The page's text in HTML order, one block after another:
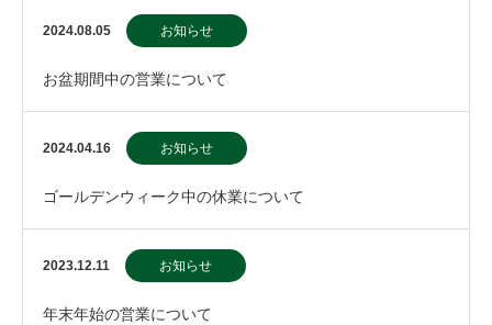
2024.08.05 お知らせ
お盆期間中の営業について
2024.04.16 お知らせ
ゴールデンウィーク中の休業について
2023.12.11 お知らせ
年末年始の営業について